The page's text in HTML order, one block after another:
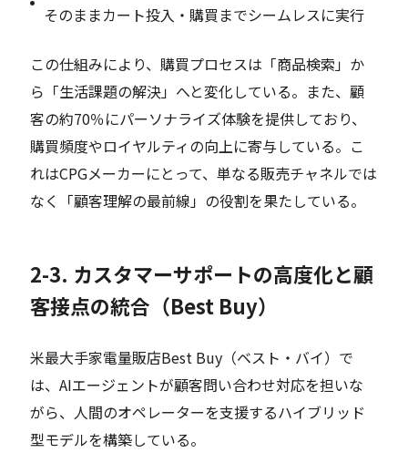
そのままカート投入・購買までシームレスに実行
この仕組みにより、購買プロセスは「商品検索」か
ら「生活課題の解決」へと変化している。また、顧
客の約70％にパーソナライズ体験を提供しており、
購買頻度やロイヤルティの向上に寄与している。こ
れはCPGメーカーにとって、単なる販売チャネルでは
なく「顧客理解の最前線」の役割を果たしている。
2-3. カスタマーサポートの高度化と顧
客接点の統合（Best Buy）
米最大手家電量販店Best Buy（ベスト・バイ）で
は、AIエージェントが顧客問い合わせ対応を担いな
がら、人間のオペレーターを支援するハイブリッド
型モデルを構築している。